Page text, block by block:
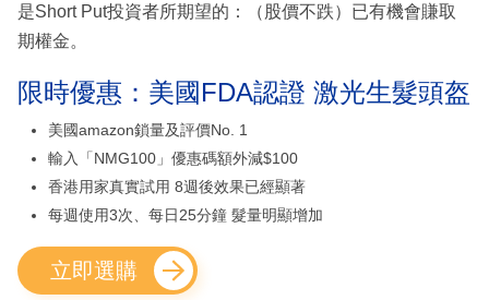
是Short Put投資者所期望的：（股價不跌）已有機會賺取
期權金。
限時優惠：美國FDA認證 激光生髮頭盔
美國amazon鎖量及評價No. 1
輸入「NMG100」優惠碼額外減$100
香港用家真實試用 8週後效果已經顯著
每週使用3次、每日25分鐘 髮量明顯增加
立即選購